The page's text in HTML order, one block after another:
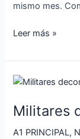
mismo mes.
y
operacional
Leer más »
Militares
A1 PRINCIPAL,
Militares
madera